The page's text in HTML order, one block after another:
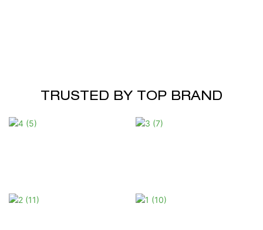
TRUSTED BY TOP BRAND